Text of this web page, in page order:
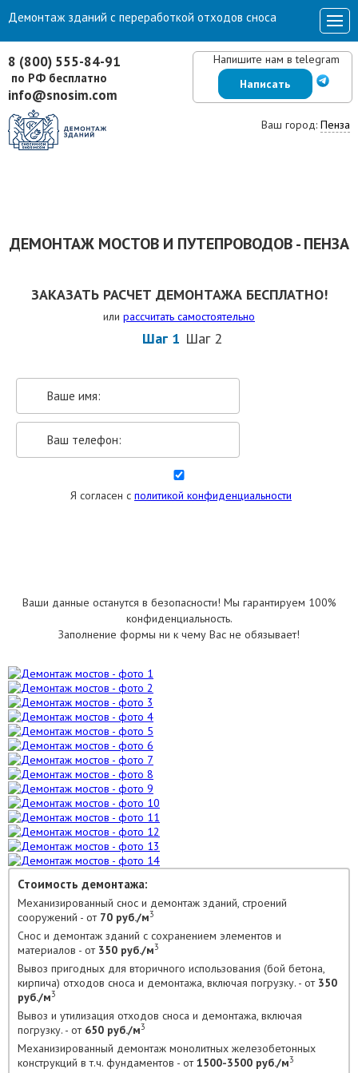
8 (800) 555-84-91
по РФ бесплатно
info@snosim.com
Напишите нам в telegram
Написать
Ваш город: Пенза
Демонтаж зданий с переработкой отходов сноса
ДЕМОНТАЖ МОСТОВ И ПУТЕПРОВОДОВ - ПЕНЗА
ЗАКАЗАТЬ РАСЧЕТ ДЕМОНТАЖА БЕСПЛАТНО!
или рассчитать самостоятельно
Шаг 1 Шаг 2
Я согласен с политикой конфиденциальности
Ваши данные останутся в безопасности! Мы гарантируем 100%
конфиденциальность.
Заполнение формы ни к чему Вас не обязывает!
Стоимость демонтажа:
Механизированный снос и демонтаж зданий, строений
сооружений - от 70 руб./м3
Снос и демонтаж зданий с сохранением элементов и
материалов - от 350 руб./м3
Вывоз пригодных для вторичного использования (бой бетона,
кирпича) отходов сноса и демонтажа, включая погрузку. - от 350
руб./м3
Вывоз и утилизация отходов сноса и демонтажа, включая
погрузку. - от 650 руб./м3
Механизированный демонтаж монолитных железобетонных
конструкций в т.ч. фундаментов - от1500-3500 руб./м3